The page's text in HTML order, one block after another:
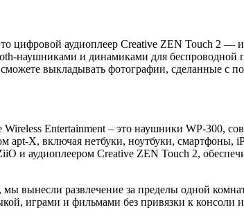
цифровой аудиоплеер Creative ZEN Touch 2 —
наушниками и динамиками для
выкладывать фотографии, сделанные с
Wireless Entertainment – это наушники WP-300,
apt-X, включая нетбуки, ноутбуки, смартфоны,
и аудиоплеером Creative ZEN Touch 2,
вынесли развлечение за пределы одной
играми и фильмами без привязки к